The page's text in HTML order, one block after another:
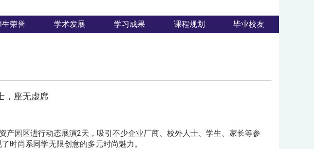
生荣誉 学术发展 学习成果 课程规划 毕业校友
，座无虚席
园区进行动态展演2天，吸引不少企业厂商、校外人士、学生、家长等参
时尚系同学无限创意的多元时尚魅力。